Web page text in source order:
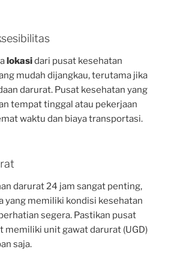
lokasidari pusat kesehatan
mudah dijangkau, terutama jika
darurat. Pusat kesehatan yang
tempat tinggal atau pekerjaan
waktu dan biaya transportasi.
darurat 24 jam sangat penting,
yang memiliki kondisi kesehatan
segera. Pastikan pusat
memiliki unit gawat darurat (UGD)
saja.